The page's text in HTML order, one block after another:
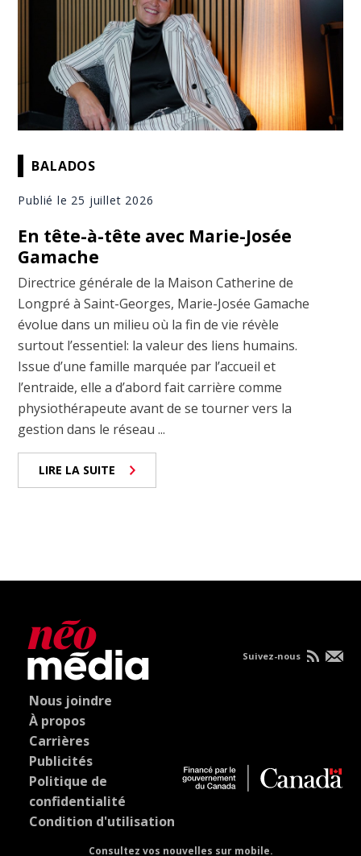
BALADOS
Publié le 25 juillet 2026
En tête-à-tête avec Marie-Josée
Gamache
Directrice générale de la Maison Catherine de
Longpré à Saint-Georges, Marie-Josée Gamache
évolue dans un milieu où la fin de vie révèle
surtout l’essentiel: la valeur des liens humains.
Issue d’une famille marquée par l’accueil et
l’entraide, elle a d’abord fait carrière comme
physiothérapeute avant de se tourner vers la
gestion dans le réseau ...
LIRE LA SUITE
Nous joindre
À propos
Carrières
Publicités
Politique de
confidentialité
Condition d'utilisation
Consultez vos nouvelles sur mobile.
Suivez-nous